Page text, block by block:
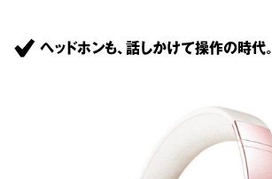
ヘッドホンも、話しかけて操作の時代。